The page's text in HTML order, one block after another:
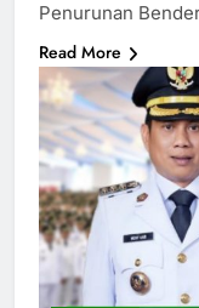
Penurunan
Read More